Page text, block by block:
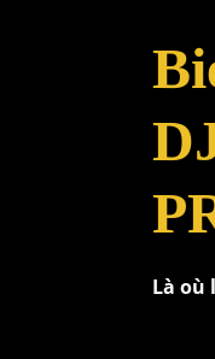
Là où